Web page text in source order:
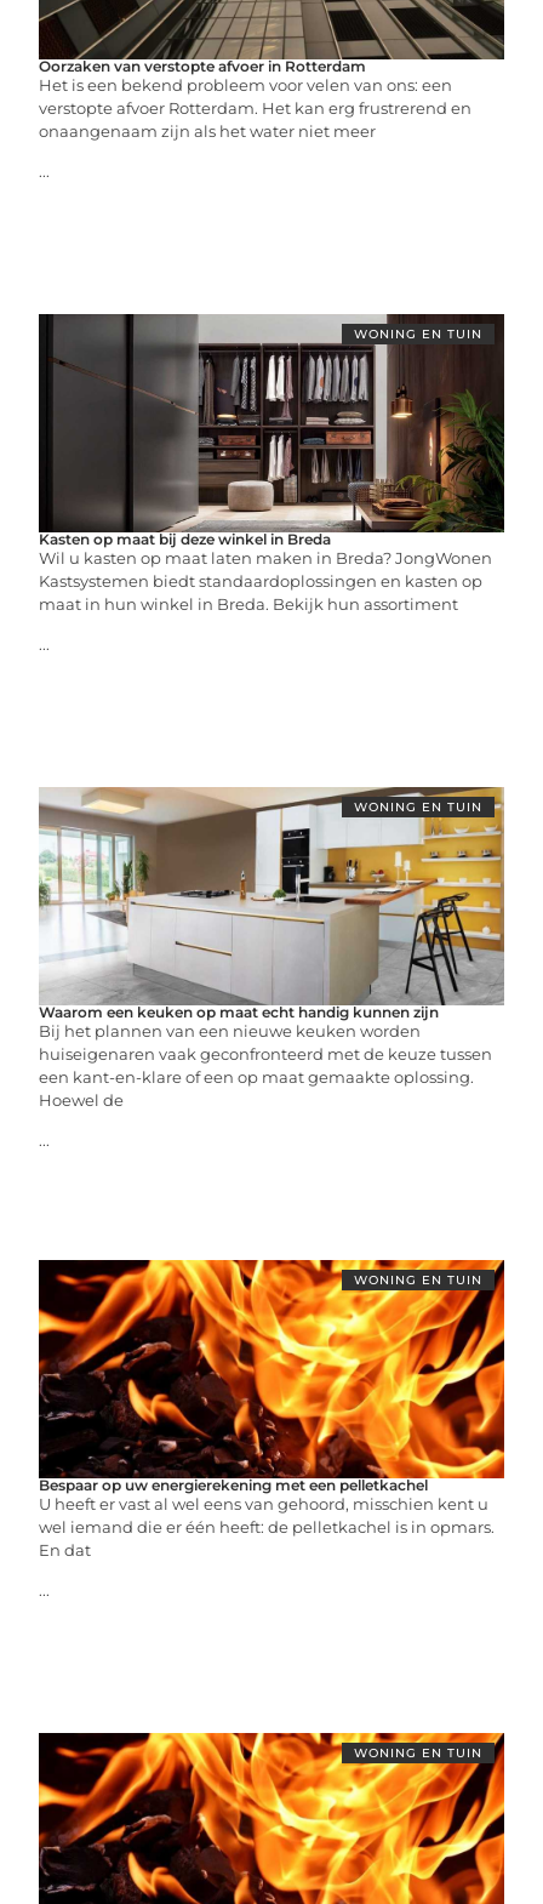
Oorzaken van verstopte afvoer in Rotterdam
Het is een bekend probleem voor velen van ons: een
verstopte afvoer Rotterdam. Het kan erg frustrerend en
onaangenaam zijn als het water niet meer
...
WONING EN TUIN
Kasten op maat bij deze winkel in Breda
Wil u kasten op maat laten maken in Breda? JongWonen
Kastsystemen biedt standaardoplossingen en kasten op
maat in hun winkel in Breda. Bekijk hun assortiment
...
WONING EN TUIN
Waarom een keuken op maat echt handig kunnen zijn
Bij het plannen van een nieuwe keuken worden
huiseigenaren vaak geconfronteerd met de keuze tussen
een kant-en-klare of een op maat gemaakte oplossing.
Hoewel de
...
WONING EN TUIN
Bespaar op uw energierekening met een pelletkachel
U heeft er vast al wel eens van gehoord, misschien kent u
wel iemand die er één heeft: de pelletkachel is in opmars.
En dat
...
WONING EN TUIN